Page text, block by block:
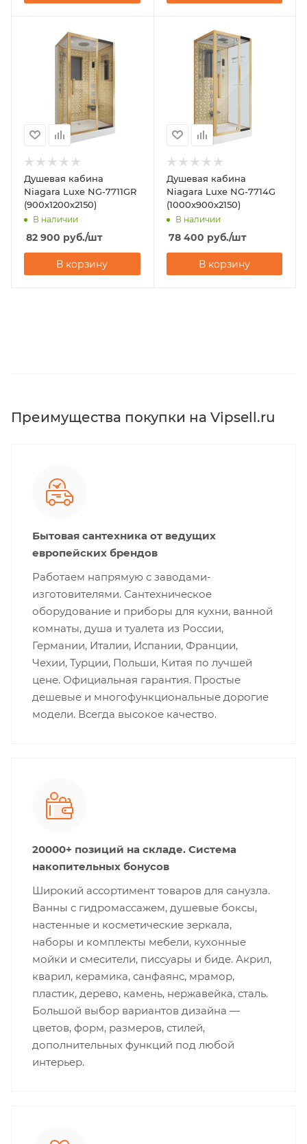
Душевая кабина
Niagara Luxe NG-7711GR
(900x1200х2150)
В наличии
82 900 руб./шт
В корзину
Душевая кабина
Niagara Luxe NG-7714G
(1000x900х2150)
В наличии
78 400 руб./шт
В корзину
Преимущества покупки на Vipsell.ru
Бытовая сантехника от ведущих
европейских брендов
Работаем напрямую с заводами-
изготовителями. Сантехническое
оборудование и приборы для кухни, ванной
комнаты, душа и туалета из России,
Германии, Италии, Испании, Франции,
Чехии, Турции, Польши, Китая по лучшей
цене. Официальная гарантия. Простые
дешевые и многофункциональные дорогие
модели. Всегда высокое качество.
20000+ позиций на складе. Система
накопительных бонусов
Широкий ассортимент товаров для санузла.
Ванны с гидромассажем, душевые боксы,
настенные и косметические зеркала,
наборы и комплекты мебели, кухонные
мойки и смесители, писсуары и биде. Акрил,
кварил, керамика, санфаянс, мрамор,
пластик, дерево, камень, нержавейка, сталь.
Большой выбор вариантов дизайна —
цветов, форм, размеров, стилей,
дополнительных функций под любой
интерьер.